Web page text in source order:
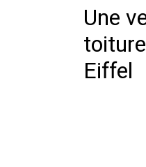
Une
Eiffel